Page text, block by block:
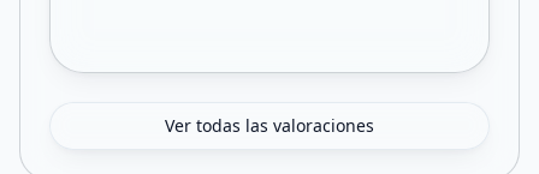
Ver todas las valoraciones